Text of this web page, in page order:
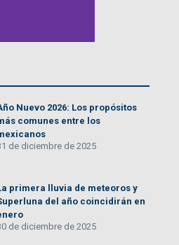
Nuevo 2026: Los propósitos
comunes entre los
de diciembre de 2025
primera lluvia de meteoros y
del año coincidirán en
de diciembre de 2025